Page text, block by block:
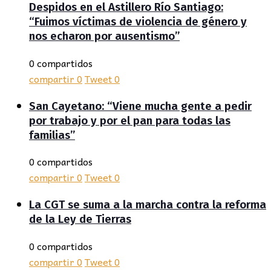
Despidos en el Astillero Río Santiago:
“Fuimos víctimas de violencia de género y
nos echaron por ausentismo”
0 compartidos
compartir0Tweet0
San Cayetano: “Viene mucha gente a pedir
por trabajo y por el pan para todas las
familias”
0 compartidos
compartir0Tweet0
La CGT se suma a la marcha contra la reforma
de la Ley de Tierras
0 compartidos
compartir0Tweet0